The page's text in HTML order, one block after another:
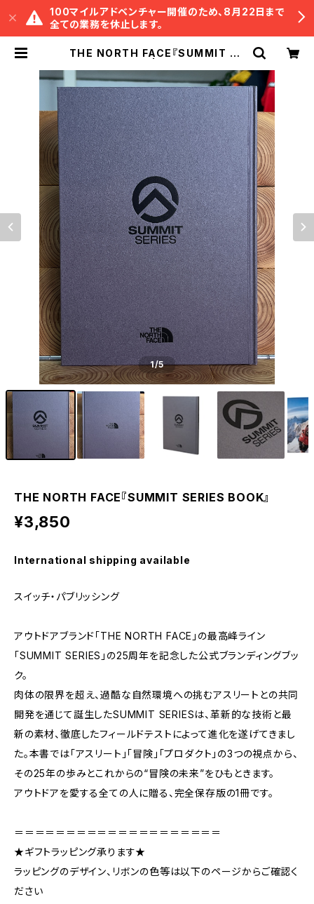
100マイルアドベンチャー開催のため、8月22日まで
全ての業務を休止します。
THE NORTH FACE『SUMMIT SE
1/5
THE NORTH FACE『SUMMIT SERIES BOOK』
¥3,850
International shipping available
スイッチ・パブリッシング
アウトドアブランド「THE NORTH FACE」の最高峰ライン
「SUMMIT SERIES」の25周年を記念した公式ブランディングブッ
ク。
肉体の限界を超え、過酷な自然環境への挑むアスリートとの共同
開発を通じて誕生したSUMMIT SERIESは、革新的な技術と最
新の素材、徹底したフィールドテストによって進化を遂げてきまし
た。本書では「アスリート」「冒険」「プロダクト」の3つの視点から、
その25年の歩みとこれからの“冒険の未来”をひもときます。
アウトドアを愛する全ての人に贈る、完全保存版の1冊です。
＝＝＝＝＝＝＝＝＝＝＝＝＝＝＝＝＝＝＝＝
★ギフトラッピング承ります★
ラッピングのデザイン、リボンの色等は以下のページからご確認く
ださい